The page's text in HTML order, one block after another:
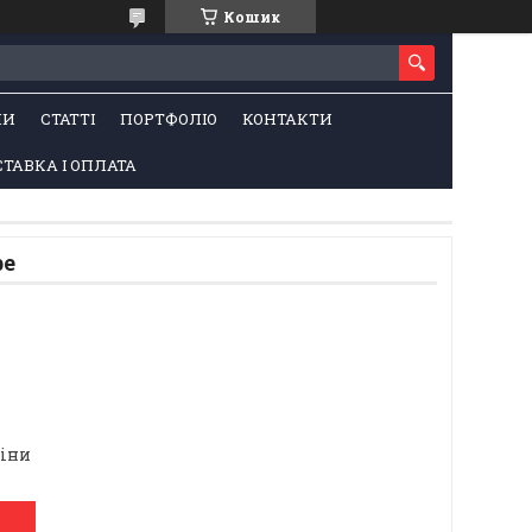
Кошик
СТАТТІ ПОРТФОЛІО КОНТАКТИ
І ОПЛАТА